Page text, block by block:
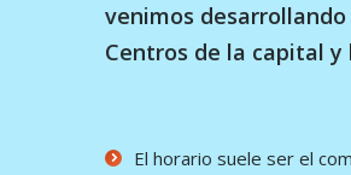
venimos
Centros de la capital y
El horario suele ser el